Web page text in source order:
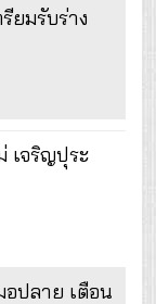
ยมรับร่าง
เจริญปุระ
อปลาย เตือน